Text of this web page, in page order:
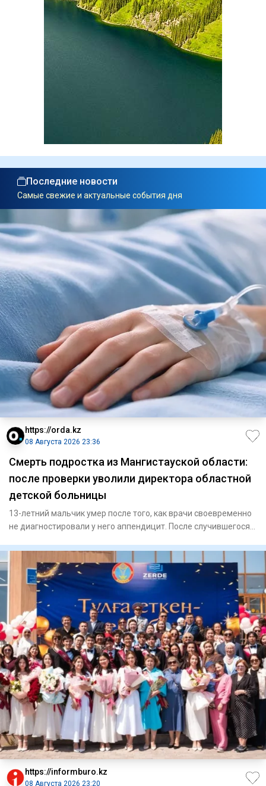
Последние новости
Самые свежие и актуальные события дня
https://orda.kz
08 Августа 2026 23:36
Смерть подростка из Мангистауской области:
после проверки уволили директора областной
детской больницы
13-летний мальчик умер после того, как врачи своевременно
не диагностировали у него аппендицит. После случившегося
https://informburo.kz
08 Августа 2026 23:20